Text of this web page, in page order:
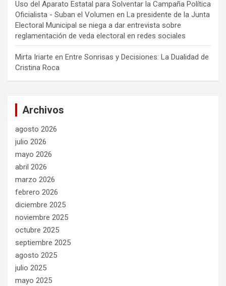
Uso del Aparato Estatal para Solventar la Campaña Política
Oficialista - Suban el Volumen en La presidente de la Junta
Electoral Municipal se niega a dar entrevista sobre
reglamentación de veda electoral en redes sociales
Mirta Iriarte en Entre Sonrisas y Decisiones: La Dualidad de
Cristina Roca
Archivos
agosto 2026
julio 2026
mayo 2026
abril 2026
marzo 2026
febrero 2026
diciembre 2025
noviembre 2025
octubre 2025
septiembre 2025
agosto 2025
julio 2025
mayo 2025